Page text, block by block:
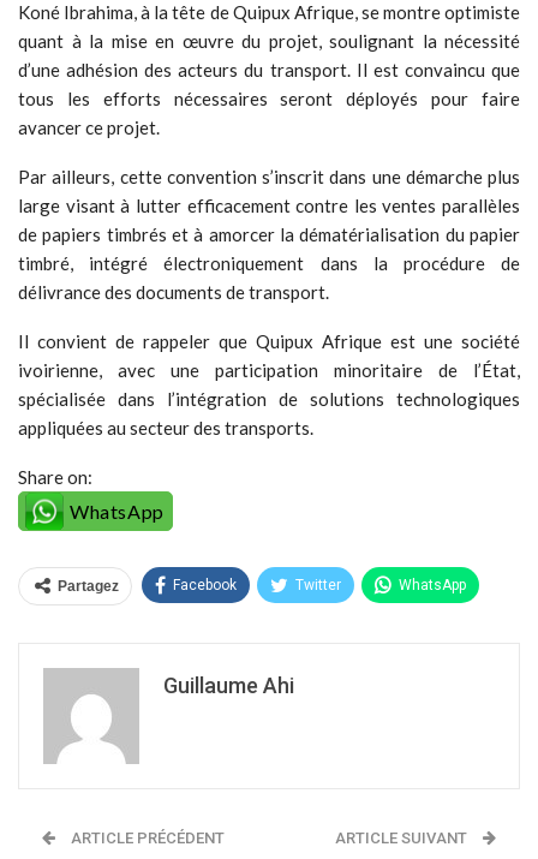
Koné Ibrahima, à la tête de Quipux Afrique, se montre optimiste
quant à la mise en œuvre du projet, soulignant la nécessité
d’une adhésion des acteurs du transport. Il est convaincu que
tous les efforts nécessaires seront déployés pour faire
avancer ce projet.
Par ailleurs, cette convention s’inscrit dans une démarche plus
large visant à lutter efficacement contre les ventes parallèles
de papiers timbrés et à amorcer la dématérialisation du papier
timbré, intégré électroniquement dans la procédure de
délivrance des documents de transport.
Il convient de rappeler que Quipux Afrique est une société
ivoirienne, avec une participation minoritaire de l’État,
spécialisée dans l’intégration de solutions technologiques
appliquées au secteur des transports.
Share on:
WhatsApp
Partagez Facebook Twitter WhatsApp
Guillaume Ahi
ARTICLE PRÉCÉDENT ARTICLE SUIVANT